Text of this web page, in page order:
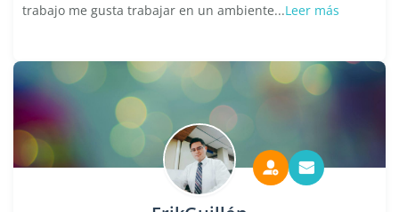
trabajo me gusta trabajar en un ambiente...Leer más